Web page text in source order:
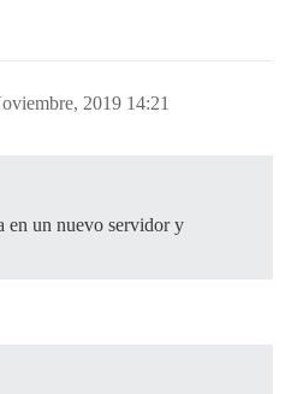
2019 14:21
en un nuevo servidor y